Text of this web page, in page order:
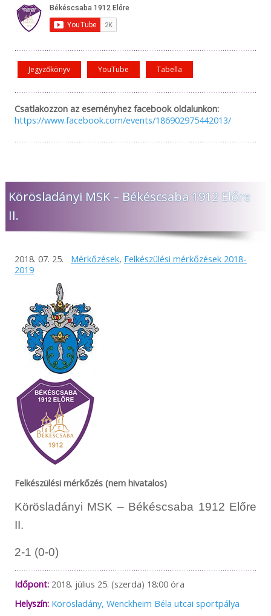
Jegyzőkönyv YouTube Tabella
Csatlakozzon az eseményhez facebook oldalunkon:
https://www.facebook.com/events/186902975442013/
Körösladányi MSK – Békéscsaba 1912 Előre
II.
2018. 07. 25. Mérkőzések, Felkészülési mérkőzések 2018-
2019
Felkészülési mérkőzés (nem hivatalos)
Körösladányi MSK – Békéscsaba 1912 Előre
II.
2-1 (0-0)
Időpont:2018. július 25. (szerda) 18:00 óra
Helyszín: Körösladány, Wenckheim Béla utcai sportpálya